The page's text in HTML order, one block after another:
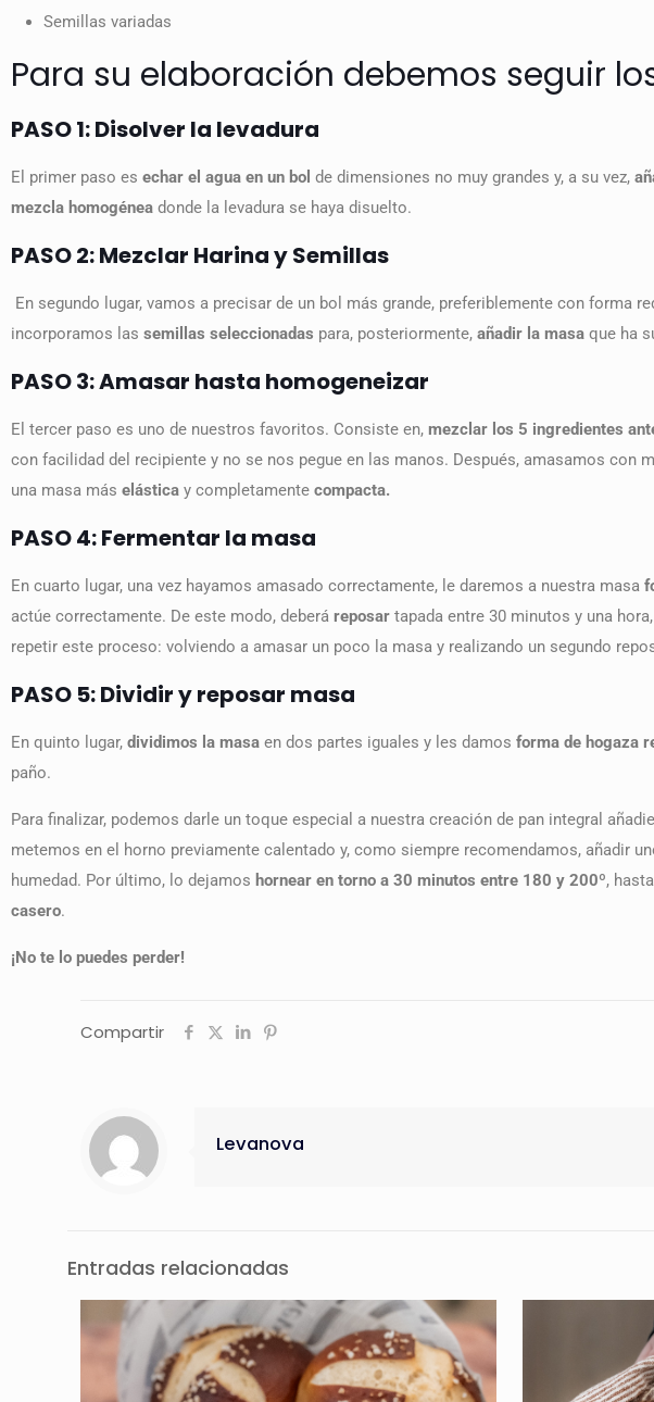
Semillas variadas
Para su elaboración debemos seguir
PASO 1: Disolver la levadura
El primer paso es echar el agua en un bol de dimensiones no muy grandes y, a su vez,
mezcla homogénea donde la levadura se haya disuelto.
PASO 2: Mezclar Harina y Semillas
En segundo lugar, vamos a precisar de un bol más grande, preferiblemente con forma
incorporamos las semillas seleccionadas para, posteriormente, añadir la masa que ha
PASO 3: Amasar hasta homogeneizar
El tercer paso es uno de nuestros favoritos. Consiste en, mezclar los 5 ingredientes
con facilidad del recipiente y no se nos pegue en las manos. Después, amasamos con
una masa más elástica y completamente compacta.
PASO 4: Fermentar la masa
En cuarto lugar, una vez hayamos amasado correctamente, le daremos a nuestra masa
actúe correctamente. De este modo, deberá reposar tapada entre 30 minutos y una
repetir este proceso: volviendo a amasar un poco la masa y realizando un segundo
PASO 5: Dividir y reposar masa
En quinto lugar, dividimos la masa en dos partes iguales y les damos forma de hogaza
paño.
Para finalizar, podemos darle un toque especial a nuestra creación de pan integral
metemos en el horno previamente calentado y, como siempre recomendamos, añadir
humedad. Por último, lo dejamos hornear en torno a 30 minutos entre 180 y 200º,
casero.
¡No te lo puedes perder!
Compartir
Levanova
Entradas relacionadas